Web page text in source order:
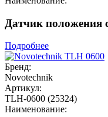
Датчик положения
Подробнее
Бренд:
Novotechnik
Артикул:
TLH-0600 (25324)
Наименование: